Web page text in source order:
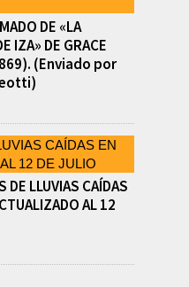
DE
EN CADETES:
JUEGA EL
FINAL
torneo Pre-federal de
el equipo de
de Athletic, logró un
triunfo ante
y se...
DE «LA
IZA» DE GRACE
(Enviado por
DE LLUVIAS CAÍDAS
AL 12